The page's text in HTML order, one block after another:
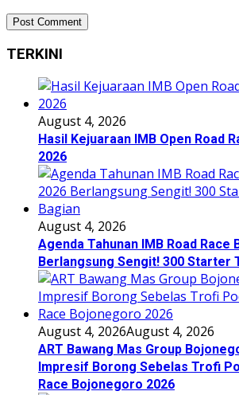
TERKINI
August 4, 2026
Hasil Kejuaraan IMB Open Road
2026
August 4, 2026
Agenda Tahunan IMB Road Race
Berlangsung Sengit! 300 Starter
August 4, 2026August 4, 2026
ART Bawang Mas Group
Impresif Borong Sebelas Trofi
Race Bojonegoro 2026